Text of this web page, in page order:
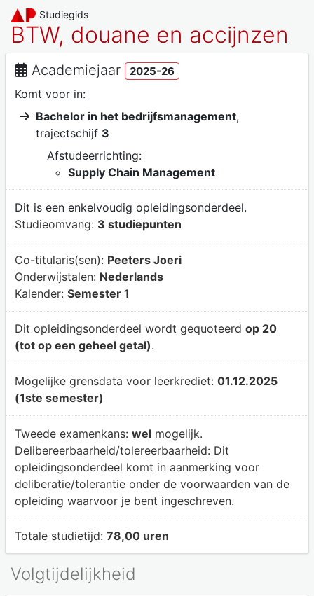
Studiegids
BTW, douane en accijnzen
Academiejaar 2025-26
Komt voor in:
Bachelor in het bedrijfsmanagement,
trajectschijf 3
Afstudeerrichting:
Supply Chain Management
Dit is een enkelvoudig opleidingsonderdeel.
Studieomvang: 3 studiepunten
Co-titularis(sen): Peeters Joeri
Onderwijstalen: Nederlands
Kalender: Semester 1
Dit opleidingsonderdeel wordt gequoteerd op 20
(tot op een geheel getal).
Mogelijke grensdata voor leerkrediet: 01.12.2025
(1ste semester)
Tweede examenkans: welmogelijk.
Delibereerbaarheid/tolereerbaarheid: Dit
opleidingsonderdeel komt in aanmerking voor
deliberatie/tolerantie onder de voorwaarden van de
opleiding waarvoor je bent ingeschreven.
Totale studietijd: 78,00 uren
Volgtijdelijkheid